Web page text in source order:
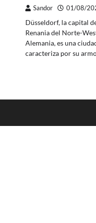
Sandor 01/08/
Düsseldorf, la capital
Renania del Norte-
Alemania, es una
caracteriza por su